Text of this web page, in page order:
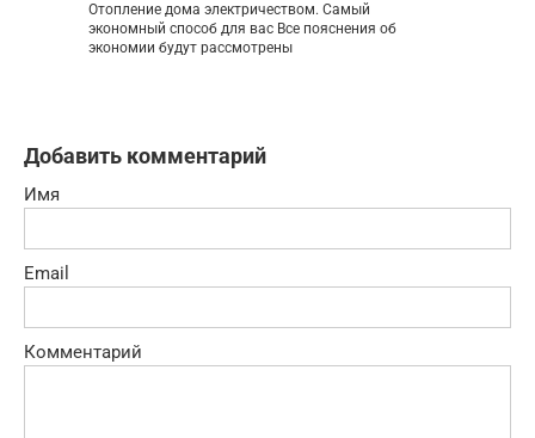
Отопление дома электричеством. Самый
экономный способ для вас Все пояснения об
экономии будут рассмотрены
Добавить комментарий
Имя
Email
Комментарий